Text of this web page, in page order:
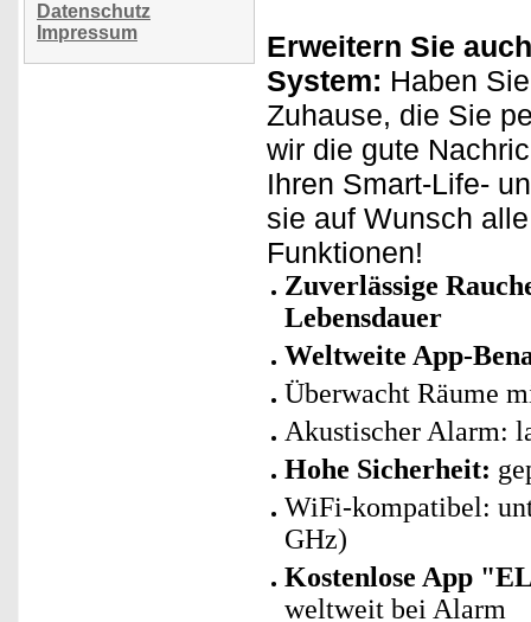
Datenschutz
Impressum
Erweitern Sie
System: Haben
Zuhause, die Sie
wir die gute
Ihren Smart-Life-
sie auf Wunsch
Funktionen!
Zuverlässige
Lebensdauer
Weltweite App-
Überwacht Räume
Akustischer Alarm:
Hohe Sicherheit:
WiFi-kompatibel:
GHz)
Kostenlose App
weltweit bei Alarm